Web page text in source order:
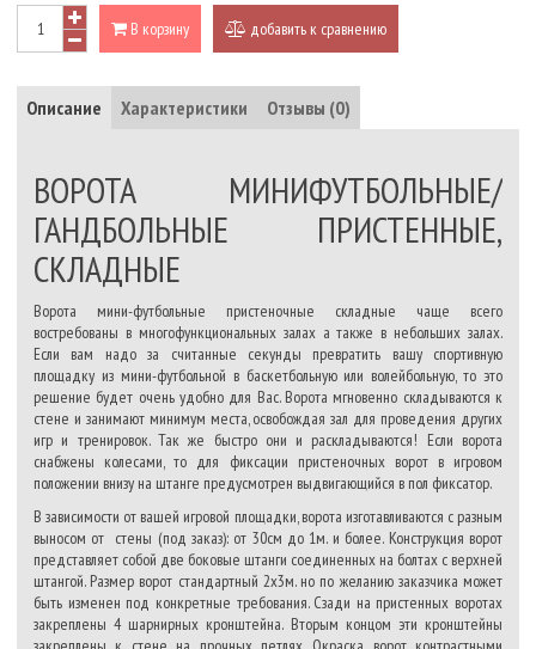
В корзину добавить к сравнению
Описание Характеристики Отзывы (0)
ВОРОТА МИНИФУТБОЛЬНЫЕ/
ГАНДБОЛЬНЫЕ ПРИСТЕННЫЕ,
СКЛАДНЫЕ
Ворота мини-футбольные пристеночные складные чаще всего
востребованы в многофункциональных залах а также в небольших залах.
Если вам надо за считанные секунды превратить вашу спортивную
площадку из мини-футбольной в баскетбольную или волейбольную, то это
решение будет очень удобно для Вас. Ворота мгновенно складываются к
стене и занимают минимум места, освобождая зал для проведения других
игр и тренировок. Так же быстро они и раскладываются! Если ворота
снабжены колесами, то для фиксации пристеночных ворот в игровом
положении внизу на штанге предусмотрен выдвигающийся в пол фиксатор.
В зависимости от вашей игровой площадки, ворота изготавливаются с разным
выносом от стены (под заказ): от 30см до 1м. и более. Конструкция ворот
представляет собой две боковые штанги соединенных на болтах с верхней
штангой. Размер ворот стандартный 2х3м. но по желанию заказчика может
быть изменен под конкретные требования. Сзади на пристенных воротах
закреплены 4 шарнирных кронштейна. Вторым концом эти кронштейны